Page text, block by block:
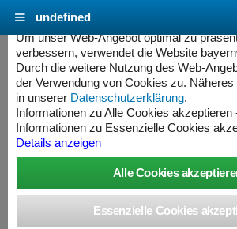
MINEBEA INTEC Combics
150NN-NCE Edelstahl
Wägebereich: 60 / 150 kg,
Eichschritt: 20 / 50 g,
Cookie Einstellungen - bayernwaage.de
Um unser Web-Angebot optimal zu
verbessern, verwendet die Website
Durch die weitere Nutzung des Web-
der Verwendung von Cookies zu.
in unserer Datenschutzerklärung.
Informationen zu Alle Cookies akzeptieren
Informationen zu Essenzielle Cookies
Details anzeigen
undefined